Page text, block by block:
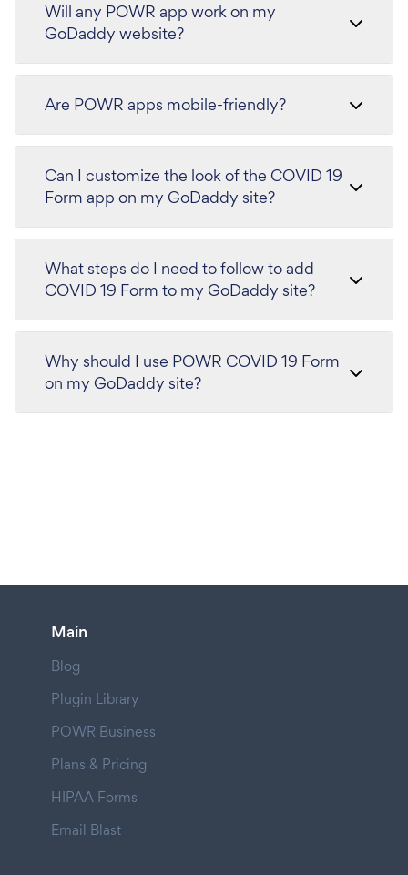
Will any POWR app work on my
GoDaddy website?
Are POWR apps mobile-friendly?
Can I customize the look of the COVID 19
Form app on my GoDaddy site?
What steps do I need to follow to add
COVID 19 Form to my GoDaddy site?
Why should I use POWR COVID 19 Form
on my GoDaddy site?
Main
Blog
Plugin Library
POWR Business
Plans & Pricing
HIPAA Forms
Email Blast